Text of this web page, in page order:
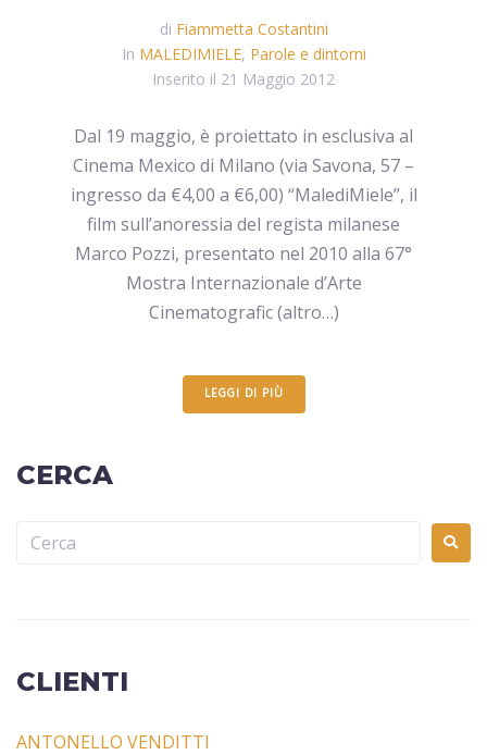
di Fiammetta Costantini
In MALEDIMIELE, Parole e dintorni
Inserito il 21 Maggio 2012
Dal 19 maggio, è proiettato in esclusiva al
Cinema Mexico di Milano (via Savona, 57 –
ingresso da €4,00 a €6,00) “MalediMiele”, il
film sull’anoressia del regista milanese
Marco Pozzi, presentato nel 2010 alla 67°
Mostra Internazionale d’Arte
Cinematografic (altro…)
LEGGI DI PIÙ
CERCA
CLIENTI
ANTONELLO VENDITTI